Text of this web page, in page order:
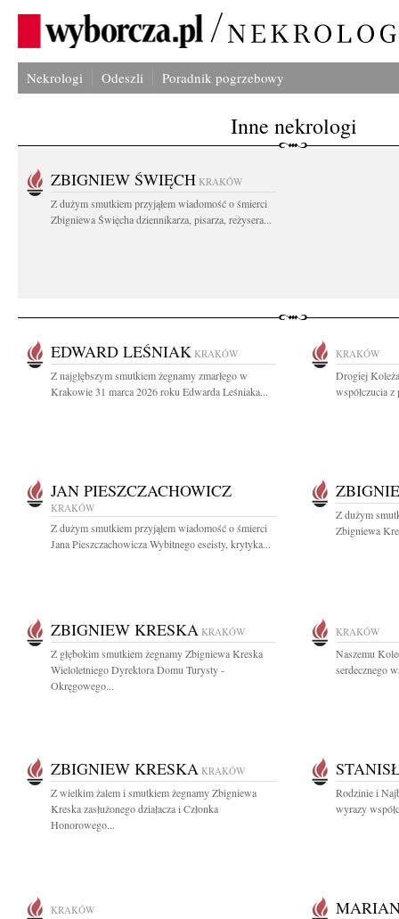
Nekrologi Odeszli Poradnik pogrzebowy
Inne nekrologi
ZBIGNIEW ŚWIĘCH KRAKÓW
Z dużym smutkiem przyjąłem wiadomość o śmierci
Zbigniewa Święcha dziennikarza, pisarza, reżysera...
EDWARD LEŚNIAK KRAKÓW
Z najgłębszym smutkiem żegnamy zmarłego w
Krakowie 31 marca 2026 roku Edwarda Leśniaka...
KRAKÓW
Drogiej
współczucia
JAN PIESZCZACHOWICZ
KRAKÓW
Z dużym smutkiem przyjąłem wiadomość o śmierci
Jana Pieszczachowicza Wybitnego eseisty, krytyka...
Z dużym
Zbigniewa
ZBIGNIEW KRESKA KRAKÓW
Z głębokim smutkiem żegnamy Zbigniewa Kreska
Wieloletniego Dyrektora Domu Turysty -
Okręgowego...
KRAKÓW
Naszemu
serdecznego
ZBIGNIEW KRESKA KRAKÓW
Z wielkim żalem i smutkiem żegnamy Zbigniewa
Kreska zasłużonego działacza i Członka
Honorowego...
Rodzinie i
wyrazy
KRAKÓW